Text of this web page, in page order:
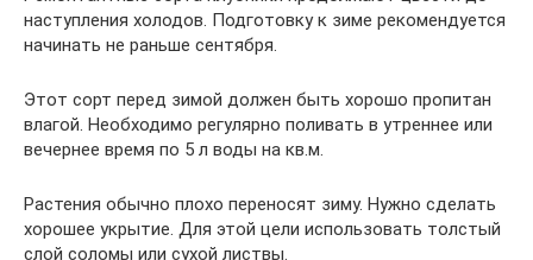
наступления холодов. Подготовку к зиме рекомендуется
начинать не раньше сентября.
Этот сорт перед зимой должен быть хорошо пропитан
влагой. Необходимо регулярно поливать в утреннее или
вечернее время по 5 л воды на кв.м.
Растения обычно плохо переносят зиму. Нужно сделать
хорошее укрытие. Для этой цели использовать толстый
слой соломы или сухой листвы.